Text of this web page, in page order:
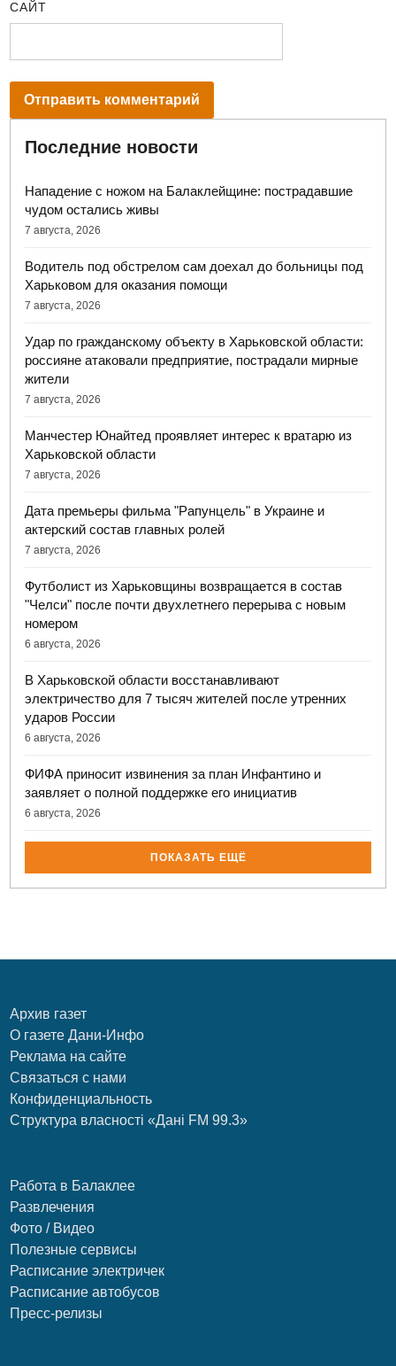
САЙТ
Последние новости
Нападение с ножом на Балаклейщине: пострадавшие
чудом остались живы
7 августа, 2026
Водитель под обстрелом сам доехал до больницы под
Харьковом для оказания помощи
7 августа, 2026
Удар по гражданскому объекту в Харьковской области:
россияне атаковали предприятие, пострадали мирные
жители
7 августа, 2026
Манчестер Юнайтед проявляет интерес к вратарю из
Харьковской области
7 августа, 2026
Дата премьеры фильма "Рапунцель" в Украине и
актерский состав главных ролей
7 августа, 2026
Футболист из Харьковщины возвращается в состав
"Челси" после почти двухлетнего перерыва с новым
номером
6 августа, 2026
В Харьковской области восстанавливают
электричество для 7 тысяч жителей после утренних
ударов России
6 августа, 2026
ФИФА приносит извинения за план Инфантино и
заявляет о полной поддержке его инициатив
6 августа, 2026
ПОКАЗАТЬ ЕЩЁ
Архив газет
О газете Дани-Инфо
Реклама на сайте
Связаться с нами
Конфиденциальность
Структура власності «Дані FM 99.3»
Работа в Балаклее
Развлечения
Фото / Видео
Полезные сервисы
Расписание электричек
Расписание автобусов
Пресс-релизы